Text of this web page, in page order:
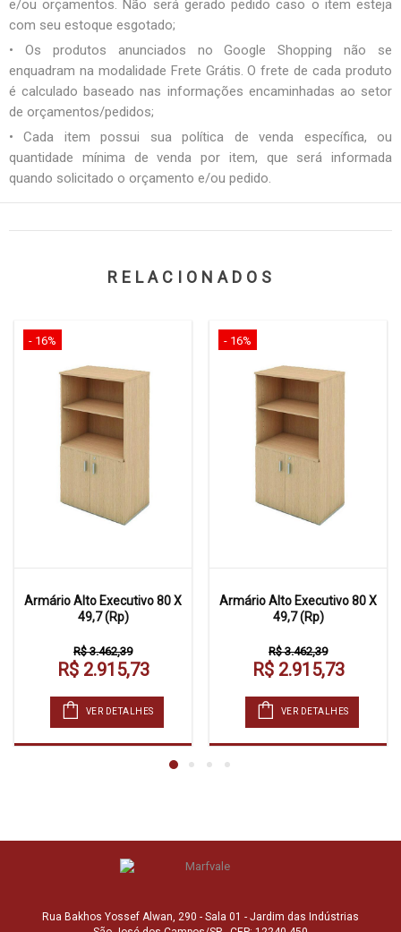
e/ou orçamentos. Não será gerado pedido caso o item esteja
com seu estoque esgotado;
• Os produtos anunciados no Google Shopping não se
enquadram na modalidade Frete Grátis. O frete de cada produto
é calculado baseado nas informações encaminhadas ao setor
de orçamentos/pedidos;
• Cada item possui sua política de venda específica, ou
quantidade mínima de venda por item, que será informada
quando solicitado o orçamento e/ou pedido.
RELACIONADOS
- 16%
Armário Alto Executivo 80 X
49,7 (Rp)
R$ 3.462,39
R$ 2.915,73
VER DETALHES
- 16%
Armário Alto Executivo 80 X
49,7 (Rp)
R$ 3.462,39
R$ 2.915,73
VER DETALHES
Rua Bakhos Yossef Alwan, 290 - Sala 01 - Jardim das Indústrias